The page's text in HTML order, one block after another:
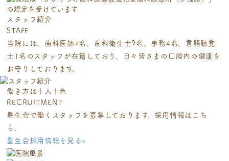
スタッフ紹介
STAFF
当院には、歯科医師7名、歯科衛生士9名、事務4名、言語聴覚
士1名のスタッフが在籍しており、
日々皆さまの口腔内の健康を
お守りしております。
働き方は 十人十色
RECRUITMENT
豊生会で働くスタッフを募集しております。採用情報はこち
ら。
豊生会採用情報を見る ›